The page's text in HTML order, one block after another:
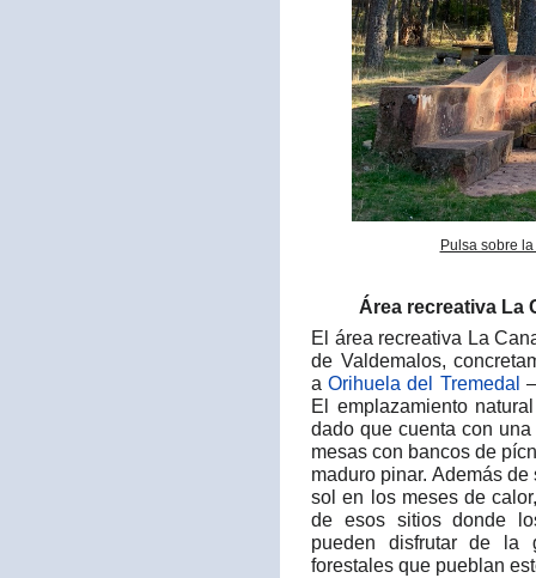
Pulsa sobre
Área recreativa La
El área recreativa La
de Valdemalos,
aOrihuela del Tremedal
El emplazamiento
dado que cuenta con
mesas con bancos de
maduro pinar. Además
sol en los meses de
de esos sitios donde
pueden disfrutar de la
forestales que pueblan